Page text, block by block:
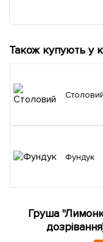
Також купують у
Фундук
Груша